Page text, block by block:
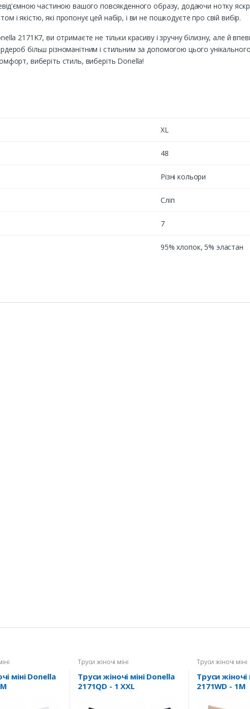
частиною вашого повсякденного образу, додаючи нотку
і якістю, які пропонує цей набір, і ви не пошкодуєте про свій вибір.
2171K7, ви отримаєте не тільки красиву і зручну білизну, але й
більш різноманітним і стильним за допомогою цього
виберіть стиль, виберіть Donella!
XL
48
Різні кольори
Сліп
7
95% хлопок, 5% эластан
міні Donella
Труси жіночі міні
Труси жіночі міні Donella
2171QD - 1 XXL
Труси жіночі міні
Труси жіночі
2171WD - 1M